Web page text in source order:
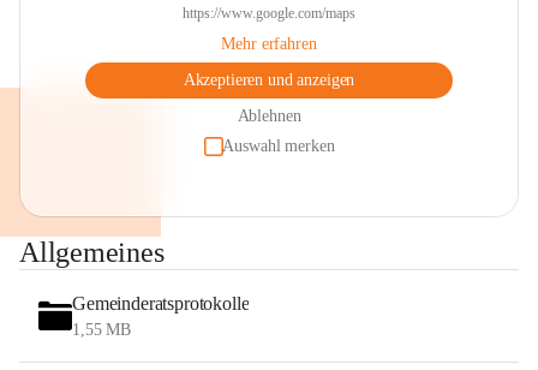
https://www.google.com/maps
Mehr erfahren
Akzeptieren und anzeigen
Ablehnen
Auswahl merken
Allgemeines
Gemeinderatsprotokolle
1,55 MB